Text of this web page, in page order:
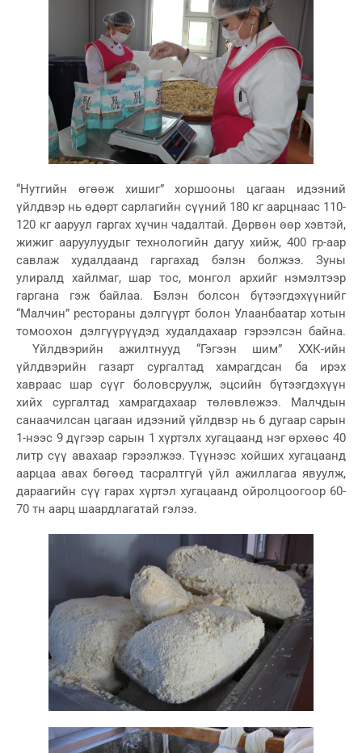
“Нутгийн өгөөж хишиг” хоршооны цагаан идээний
үйлдвэр нь өдөрт сарлагийн сүүний 180 кг аарцнаас 110-
120 кг ааруул гаргах хүчин чадалтай. Дөрвөн өөр хэвтэй,
жижиг ааруулуудыг технологийн дагуу хийж, 400 гр-аар
савлаж худалдаанд гаргахад бэлэн болжээ. Зуны
улиралд хайлмаг, шар тос, монгол архийг нэмэлтээр
гаргана гэж байлаа. Бэлэн болсон бүтээгдэхүүнийг
“Малчин” рестораны дэлгүүрт болон Улаанбаатар хотын
томоохон дэлгүүрүүдэд худалдахаар гэрээлсэн байна.
Үйлдвэрийн ажилтнууд “Гэгээн шим” ХХК-ийн
үйлдвэрийн газарт сургалтад хамрагдсан ба ирэх
хавраас шар сүүг боловсруулж, эцсийн бүтээгдэхүүн
хийх сургалтад хамрагдахаар төлөвлөжээ. Малчдын
санаачилсан цагаан идээний үйлдвэр нь 6 дугаар сарын
1-нээс 9 дүгээр сарын 1 хүртэлх хугацаанд нэг өрхөөс 40
литр сүү авахаар гэрээлжээ. Түүнээс хойших хугацаанд
аарцаа авах бөгөөд тасралтгүй үйл ажиллагаа явуулж,
дараагийн сүү гарах хүртэл хугацаанд ойролцоогоор 60-
70 тн аарц шаардлагатай гэлээ.